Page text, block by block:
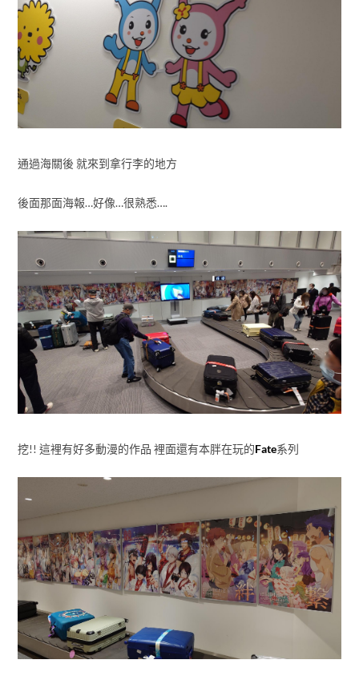
通過海關後 就來到拿行李的地方
後面那面海報…好像…很熟悉….
挖!! 這裡有好多動漫的作品 裡面還有本胖在玩的Fate系列